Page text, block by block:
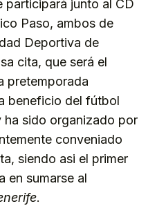
participará junto al CD
Paso, ambos de
Deportiva de
cita, que será el
pretemporada
beneficio del fútbol
ha sido organizado por
conveniado
siendo asi el primer
en sumarse al
.